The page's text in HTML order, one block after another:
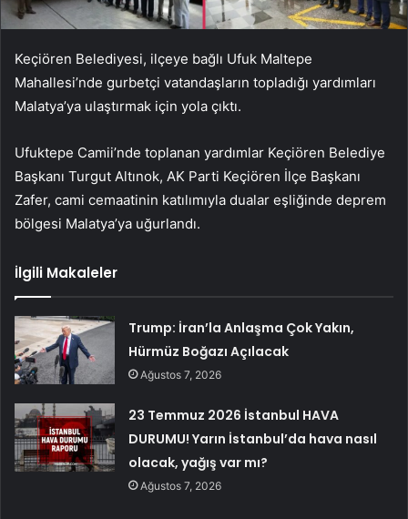
Keçiören Belediyesi, ilçeye bağlı Ufuk Maltepe
Mahallesi’nde gurbetçi vatandaşların topladığı yardımları
Malatya’ya ulaştırmak için yola çıktı.
Ufuktepe Camii’nde toplanan yardımlar Keçiören Belediye
Başkanı Turgut Altınok, AK Parti Keçiören İlçe Başkanı
Zafer, cami cemaatinin katılımıyla dualar eşliğinde deprem
bölgesi Malatya’ya uğurlandı.
İlgili Makaleler
Trump: İran’la Anlaşma Çok Yakın,
Hürmüz Boğazı Açılacak
Ağustos 7, 2026
23 Temmuz 2026 İstanbul HAVA
DURUMU! Yarın İstanbul’da hava nasıl
olacak, yağış var mı?
Ağustos 7, 2026